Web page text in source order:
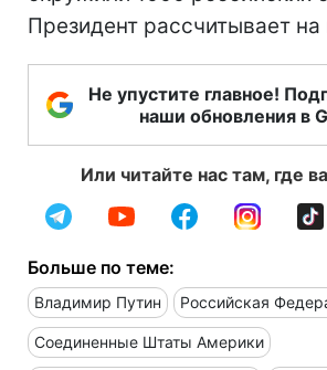
Президент рассчитывает на
Не упустите главное!
наши обновления в
Или читайте нас там, где
Больше по теме:
Владимир Путин Российская
Соединенные Штаты Америки